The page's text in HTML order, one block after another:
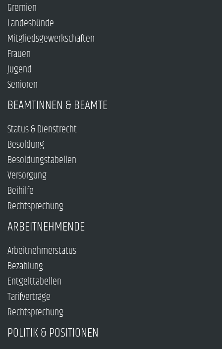
Gremien
Landesbünde
Mitgliedsgewerkschaften
Frauen
Jugend
Senioren
BEAMTINNEN & BEAMTE
Status & Dienstrecht
Besoldung
Besoldungstabellen
Versorgung
Beihilfe
Rechtsprechung
ARBEITNEHMENDE
Arbeitnehmerstatus
Bezahlung
Entgelttabellen
Tarifverträge
Rechtsprechung
POLITIK & POSITIONEN